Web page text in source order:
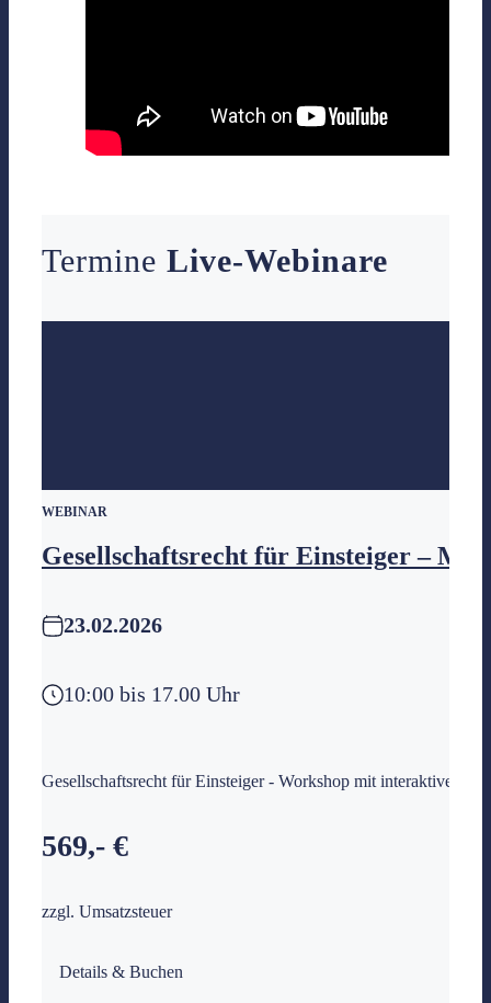
Termine Live-Webinare
WEBINAR
Gesellschaftsrecht für Einsteiger –
23.02.2026
10:00 bis 17.00 Uhr
Gesellschaftsrecht für Einsteiger - Workshop mit interaktiven
569,- €
zzgl. Umsatzsteuer
Details & Buchen